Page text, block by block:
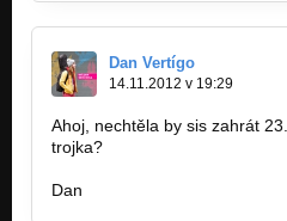
Dan Vertígo
14.11.2012 v 19:29
Ahoj, nechtěla by sis zahrát
trojka?
Dan